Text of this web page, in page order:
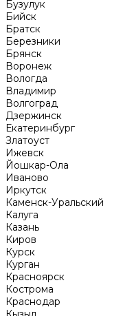
Бузулук
Бийск
Братск
Березники
Брянск
Воронеж
Вологда
Владимир
Волгоград
Дзержинск
Екатеринбург
Златоуст
Ижевск
Йошкар-Ола
Иваново
Иркутск
Каменск-Уральский
Калуга
Казань
Киров
Курск
Курган
Красноярск
Кострома
Краснодар